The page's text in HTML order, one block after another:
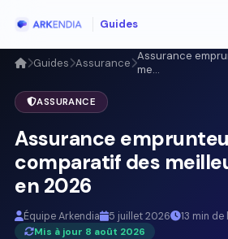
Guides
Guides Assurance Assurance
me...
ASSURANCE
Assurance
comparatif des
en 2026
Équipe Arkendia 5 juillet 2026 13 min
Mis à jour 8 août 2026